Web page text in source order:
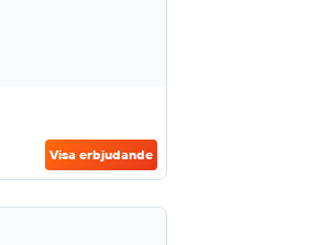
Visa erbjudande